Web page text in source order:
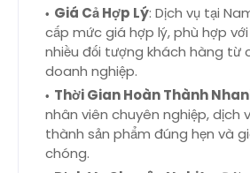
Giá Cả Hợp Lý: Dịch vụ tại
cấp mức giá hợp lý, phù hợp
nhiều đối tượng khách hàng từ
doanh nghiệp.
Thời Gian Hoàn Thành
nhân viên chuyên nghiệp, dịch
thành sản phẩm đúng hẹn và
chóng.